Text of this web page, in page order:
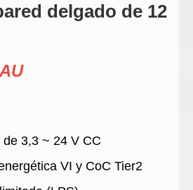
delgado de 12
3,3 ~ 24 V CC
VI y CoC Tier2